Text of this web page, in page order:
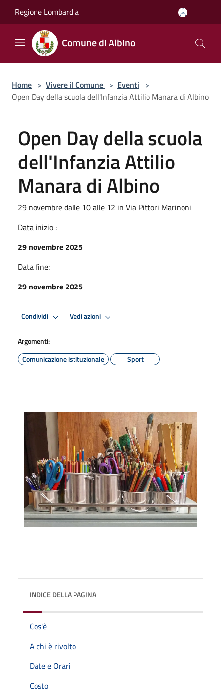
Regione Lombardia
Comune di Albino
Home > Vivere il Comune > Eventi >
Open Day della scuola dell'Infanzia Attilio Manara di Albino
Open Day della scuola
dell'Infanzia Attilio
Manara di Albino
29 novembre dalle 10 alle 12 in Via Pittori Marinoni
Data inizio :
29 novembre 2025
Data fine:
29 novembre 2025
Condividi Vedi azioni
Argomenti:
Comunicazione istituzionale
Sport
INDICE DELLA PAGINA
Cos'è
A chi è rivolto
Date e Orari
Costo